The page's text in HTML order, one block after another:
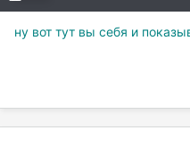
ну вот тут вы себя и